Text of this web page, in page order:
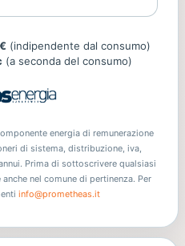
(indipendente dal consumo)
(a seconda del consumo)
energia di remunerazione
di sistema, distribuzione, iva,
Prima di sottoscrivere qualsiasi
nel comune di pertinenza. Per
info@prometheas.it